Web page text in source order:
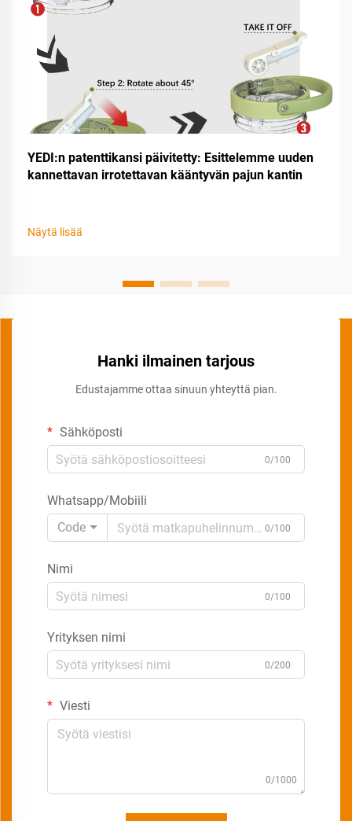
YEDI:n patenttikansi päivitetty: Esittelemme uuden
kannettavan irrotettavan kääntyvän pajun kantin
Näytä lisää
Hanki ilmainen tarjous
Edustajamme ottaa sinuun yhteyttä pian.
Sähköposti
0/100
Whatsapp/Mobiili
Code
0/100
Nimi
0/100
Yrityksen nimi
0/200
Viesti
0/1000